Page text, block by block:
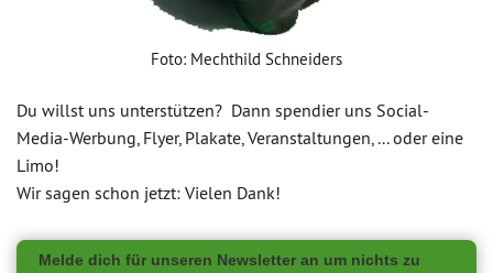
Foto: Mechthild Schneiders
Du willst uns unterstützen? Dann spendier uns Social-
Media-Werbung, Flyer, Plakate, Veranstaltungen, ... oder eine
Limo!
Wir sagen schon jetzt: Vielen Dank!
Melde dich für unseren Newsletter an um nichts zu